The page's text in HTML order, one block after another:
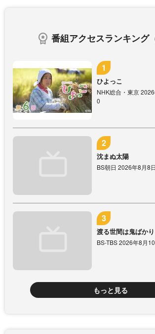
番組アクセスランキング
ひよっこ
NHK総合・東京
0
沈まぬ太陽
BS朝日 2026年8月8
渡る世間は鬼ばか
BS-TBS 2026年8月
もっと見る